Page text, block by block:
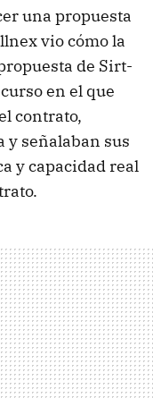
una propuesta
vio cómo la
de Sirt-
en el que
contrato,
señalaban sus
y capacidad real